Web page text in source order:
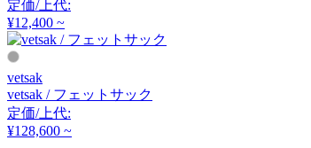
アーメット
アートワークスタジオ
定価/上代:
¥12,400 ~
vetsak
vetsak / フェットサック
定価/上代:
¥128,600 ~